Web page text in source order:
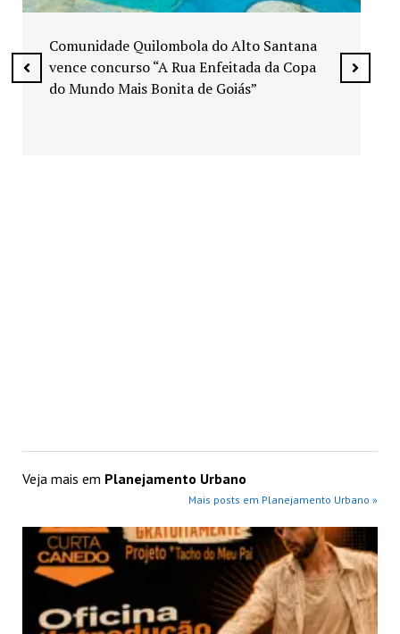
Exposição “Arte em Cores” leva pinturas a
espaços públicos de Senador Canedo
Veja mais em Planejamento Urbano
Mais posts em Planejamento Urbano »